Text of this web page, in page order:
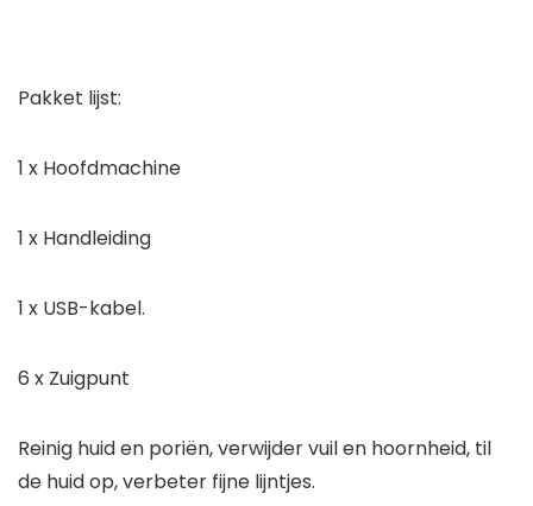
Pakket lijst:
1 x Hoofdmachine
1 x Handleiding
1 x USB-kabel.
6 x Zuigpunt
Reinig huid en poriën, verwijder vuil en hoornheid, til
de huid op, verbeter fijne lijntjes.